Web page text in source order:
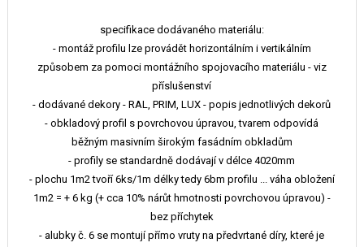
specifikace dodávaného materiálu:
- montáž profilu lze provádět horizontálním i vertikálním
způsobem za pomoci montážního spojovacího materiálu - viz
příslušenství
- dodávané dekory - RAL, PRIM, LUX - popis jednotlivých dekorů
- obkladový profil s povrchovou úpravou, tvarem odpovídá
běžným masivním širokým fasádním obkladům
- profily se standardně dodávají v délce 4020mm
- plochu 1m2 tvoří 6ks/1m délky tedy 6bm profilu ... váha obložení
1m2 = + 6 kg (+ cca 10% nárůt hmotnosti povrchovou úpravou) -
bez příchytek
- alubky č. 6 se montují přímo vruty na předvrtané díry, které je